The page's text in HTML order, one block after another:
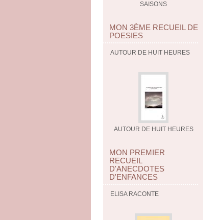
SAISONS
MON 3ÈME RECUEIL DE
POESIES
AUTOUR DE HUIT HEURES
AUTOUR DE HUIT HEURES
MON PREMIER
RECUEIL
D'ANECDOTES
D'ENFANCES
ELISA RACONTE